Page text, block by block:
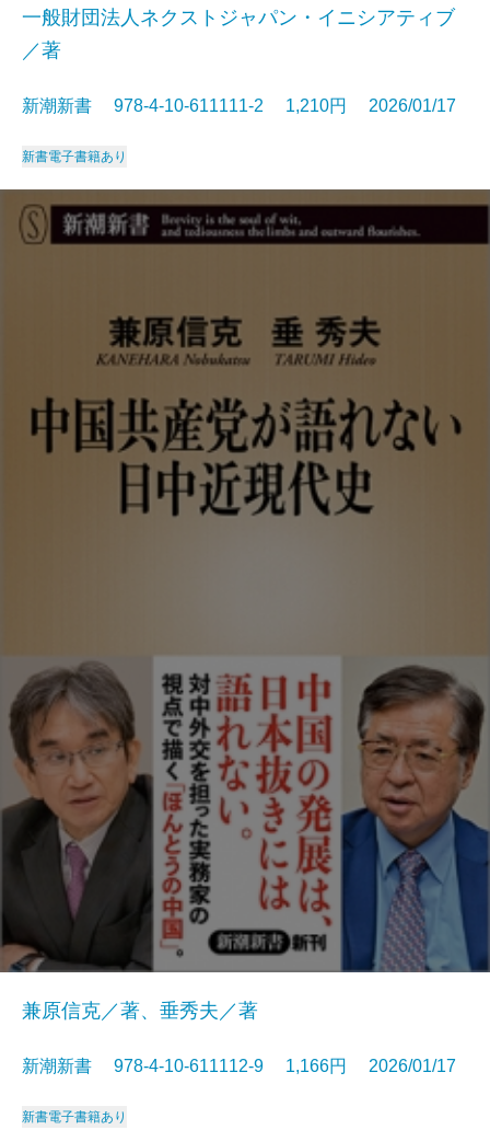
一般財団法人ネクストジャパン・イニシアティブ
／著
新潮新書 978-4-10-611111-2 1,210円 2026/01/17
新書電子書籍あり
兼原信克／著、垂秀夫／著
新潮新書 978-4-10-611112-9 1,166円 2026/01/17
新書電子書籍あり